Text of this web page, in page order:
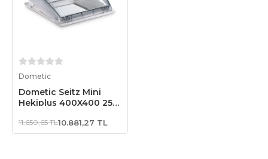
Dometic
Dometic Seitz Mini
Hekiplus 400X400 25-
Heki
11.650,65 TL10.881,27 TL